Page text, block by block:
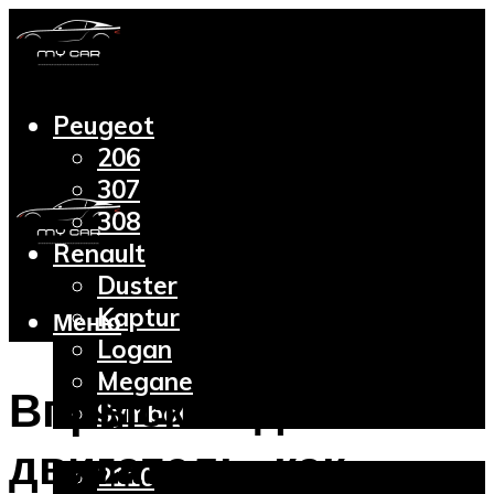
Peugeot
206
307
308
Renault
Duster
Kaptur
Logan
Megane
Symbol
Lada
2110
Меню
Впрыск воды в
двигатель: как